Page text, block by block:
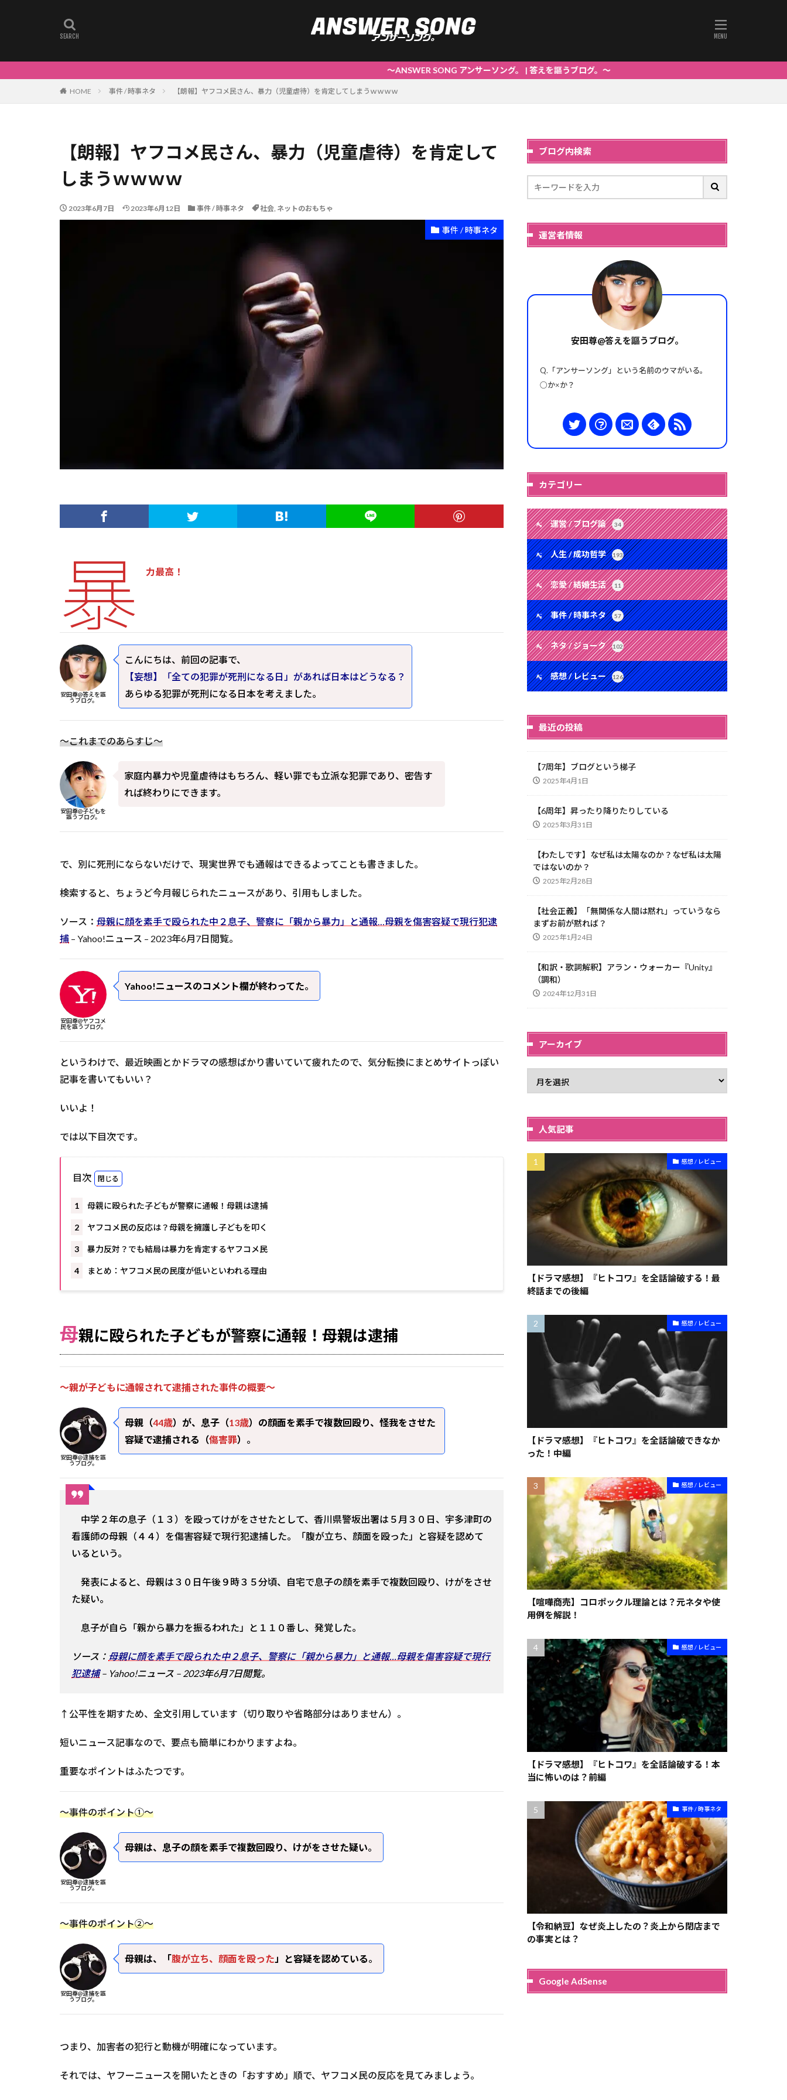
～ANSWER SONG アンサーソング。 | 答えを謳うブログ。～
HOME 事件 / 時事ネタ 【朗報】ヤフコメ民さん、暴力（児童虐待）を肯定してしまうｗｗｗｗ
【朗報】ヤフコメ民さん、暴力（児童虐待）を肯定して
しまうｗｗｗｗ
2023年6月7日 2023年6月12日 事件 / 時事ネタ 社会, ネットのおもちゃ
事件 / 時事ネタ
暴 力最高！
安田尊@答えを謳
うブログ。
こんにちは、前回の記事で、
【妄想】「全ての犯罪が死刑になる日」があれば日本はどうなる？
あらゆる犯罪が死刑になる日本を考えました。
～これまでのあらすじ～
安田尊@子どもを
謳うブログ。
家庭内暴力や児童虐待はもちろん、軽い罪でも立派な犯罪であり、密告す
れば終わりにできます。
で、別に死刑にならないだけで、現実世界でも通報はできるよってことも書きました。
検索すると、ちょうど今月報じられたニュースがあり、引用もしました。
ソース： 母親に顔を素手で殴られた中２息子、警察に「親から暴力」と通報…母親を傷害容疑で現行犯逮
捕 – Yahoo!ニュース – 2023年6月7日閲覧。
安田尊@ヤフコメ
民を謳うブログ。
Yahoo!ニュースのコメント欄が終わってた。
というわけで、最近映画とかドラマの感想ばかり書いていて疲れたので、気分転換にまとめサイトっぽい
記事を書いてもいい？
いいよ！
では以下目次です。
目次
1 母親に殴られた子どもが警察に通報！母親は逮捕
2 ヤフコメ民の反応は？母親を擁護し子どもを叩く
3 暴力反対？でも結局は暴力を肯定するヤフコメ民
4 まとめ：ヤフコメ民の民度が低いといわれる理由
母親に殴られた子どもが警察に通報！母親は逮捕
～親が子どもに通報されて逮捕された事件の概要～
安田尊@逮捕を謳
うブログ。
母親（44歳）が、息子（13歳）の顔面を素手で複数回殴り、怪我をさせた
容疑で逮捕される（傷害罪） 。
中学２年の息子（１３）を殴ってけがをさせたとして、香川県警坂出署は５月３０日、宇多津町の
看護師の母親（４４）を傷害容疑で現行犯逮捕した。「腹が立ち、顔面を殴った」と容疑を認めて
いるという。
発表によると、母親は３０日午後９時３５分頃、自宅で息子の顔を素手で複数回殴り、けがをさせ
た疑い。
息子が自ら「親から暴力を振るわれた」と１１０番し、発覚した。
ソース： 母親に顔を素手で殴られた中２息子、警察に「親から暴力」と通報…母親を傷害容疑で現行
犯逮捕– Yahoo!ニュース – 2023年6月7日閲覧。
↑公平性を期すため、全文引用しています（切り取りや省略部分はありません）。
短いニュース記事なので、要点も簡単にわかりますよね。
重要なポイントはふたつです。
～事件のポイント①～
安田尊@逮捕を謳
うブログ。
母親は、息子の顔を素手で複数回殴り、けがをさせた疑い。
～事件のポイント②～
安田尊@逮捕を謳
うブログ。
母親は、「腹が立ち、顔面を殴った 」と容疑を認めている。
つまり、加害者の犯行と動機が明確になっています。
それでは、ヤフーニュースを開いたときの「おすすめ」順で、ヤフコメ民の反応を見てみましょう。
ブログ内検索
運営者情報
安田尊@答えを謳うブログ。
Q.「アンサーソング」という名前のウマがいる。
○か×か？
カテゴリー
運営 / ブログ論 34
人生 / 成功哲学 193
恋愛 / 結婚生活 11
事件 / 時事ネタ 57
ネタ / ジョーク 102
感想 / レビュー 126
最近の投稿
【7周年】ブログという梯子
2025年4月1日
【6周年】昇ったり降りたりしている
2025年3月31日
【わたしです】なぜ私は太陽なのか？なぜ私は太陽
ではないのか？
2025年2月28日
【社会正義】「無関係な人間は黙れ」っていうなら
まずお前が黙れば？
2025年1月24日
【和訳・歌詞解釈】アラン・ウォーカー『Unity』
（調和）
2024年12月31日
アーカイブ
人気記事
感想 / レビュー
【ドラマ感想】『ヒトコワ』を全話論破する！最
終話までの後編
感想 / レビュー
【ドラマ感想】『ヒトコワ』を全話論破できなか
った！中編
感想 / レビュー
【喧嘩商売】コロポックル理論とは？元ネタや使
用例を解説！
感想 / レビュー
【ドラマ感想】『ヒトコワ』を全話論破する！本
当に怖いのは？前編
事件 / 時事ネタ
【令和納豆】なぜ炎上したの？炎上から閉店まで
の事実とは？
Google AdSense